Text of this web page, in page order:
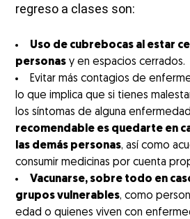
regreso a clases son:
Uso de cubrebocas al estar
personas y en espacios cerrados.
Evitar más contagios de
lo que implica que si tienes
los síntomas de alguna
recomendable es quedarte en
las demás personas, así como
consumir medicinas por cuenta
Vacunarse, sobre todo en
grupos vulnerables, como
edad o quienes viven con